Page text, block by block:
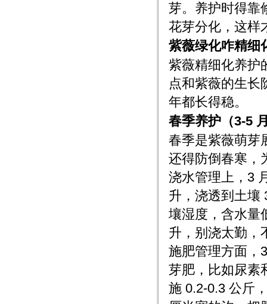
芽。养护时得靠
花芽分化，这样
紫薇绿化咋精细
紫薇精细化养护
点和紫薇的生长
年都长得稳。
春季养护（3-5
春季是紫薇萌芽
还得防倒春寒，
浇水管理上，3
升，浇透到土壤
壤湿度，含水量
升，别浇太勤，
施肥管理方面，
芽肥，比如尿素
施 0.2-0.3 公斤